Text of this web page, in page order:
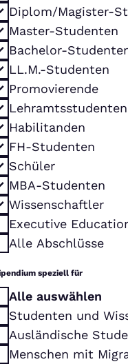
Diplom/Magister-
Master-Studenten
Bachelor-
LL.M.-Studenten
Promovierende
Habilitanden
FH-Studenten
Schüler
MBA-Studenten
Wissenschaftler
Executive
Alle Abschlüsse
speziell für
Alle auswählen
Studenten und
Ausländische
Menschen mit